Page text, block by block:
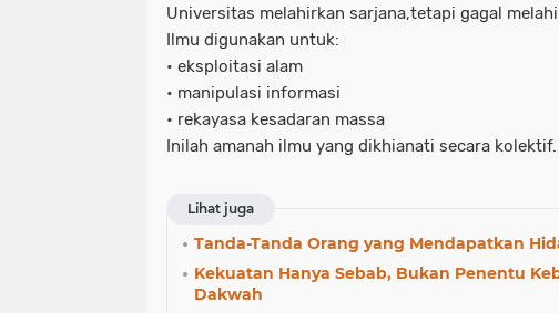
Universitas melahirkan sarjana,tetapi gagal
Ilmu digunakan untuk:
• eksploitasi alam
• manipulasi informasi
• rekayasa kesadaran massa
Inilah amanah ilmu yang dikhianati secara kolektif.
Lihat juga
Tanda-Tanda Orang yang Mendapatkan
Kekuatan Hanya Sebab, Bukan Penentu
Dakwah